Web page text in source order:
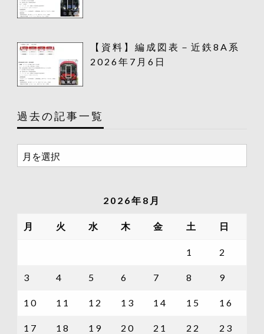
【資料】編成図表－近鉄8A系
2026年7月6日
過去の記事一覧
過
去
一
2026年8月
月 火 水 木 金 土 日
1 2
3 4 5 6 7 8 9
10 11 12 13 14 15 16
17 18 19 20 21 22 23